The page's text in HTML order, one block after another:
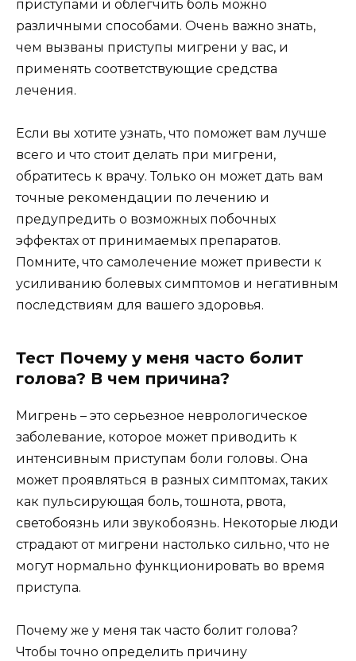
приступами и облегчить боль можно
различными способами. Очень важно знать,
чем вызваны приступы мигрени у вас, и
применять соответствующие средства
лечения.
Если вы хотите узнать, что поможет вам лучше
всего и что стоит делать при мигрени,
обратитесь к врачу. Только он может дать вам
точные рекомендации по лечению и
предупредить о возможных побочных
эффектах от принимаемых препаратов.
Помните, что самолечение может привести к
усиливанию болевых симптомов и негативным
последствиям для вашего здоровья.
Тест Почему у меня часто болит
голова? В чем причина?
Мигрень – это серьезное неврологическое
заболевание, которое может приводить к
интенсивным приступам боли головы. Она
может проявляться в разных симптомах, таких
как пульсирующая боль, тошнота, рвота,
светобоязнь или звукобоязнь. Некоторые люди
страдают от мигрени настолько сильно, что не
могут нормально функционировать во время
приступа.
Почему же у меня так часто болит голова?
Чтобы точно определить причину